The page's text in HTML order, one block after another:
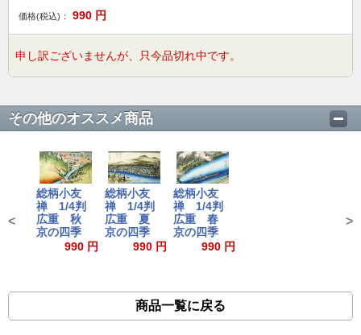
価格(税込)： 990 円
申し訳ございませんが、只今品切れ中です。
その他のオススメ商品
総柄小友
禅 1/4判
広重 秋
京の四季
990 円
総柄小友
禅 1/4判
広重 夏
京の四季
990 円
総柄小友
禅 1/4判
広重 春
京の四季
990 円
< >
商品一覧に戻る